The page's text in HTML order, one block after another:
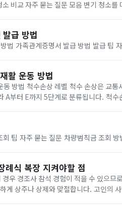
비교 자주 묻는 질문 모음 변기 청소
급 방법
활 운동 방법
외상으로 인해 발생할
례식 복장 지켜야할 점